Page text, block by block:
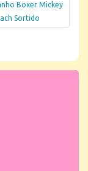
Boxer Mickey
Sortido